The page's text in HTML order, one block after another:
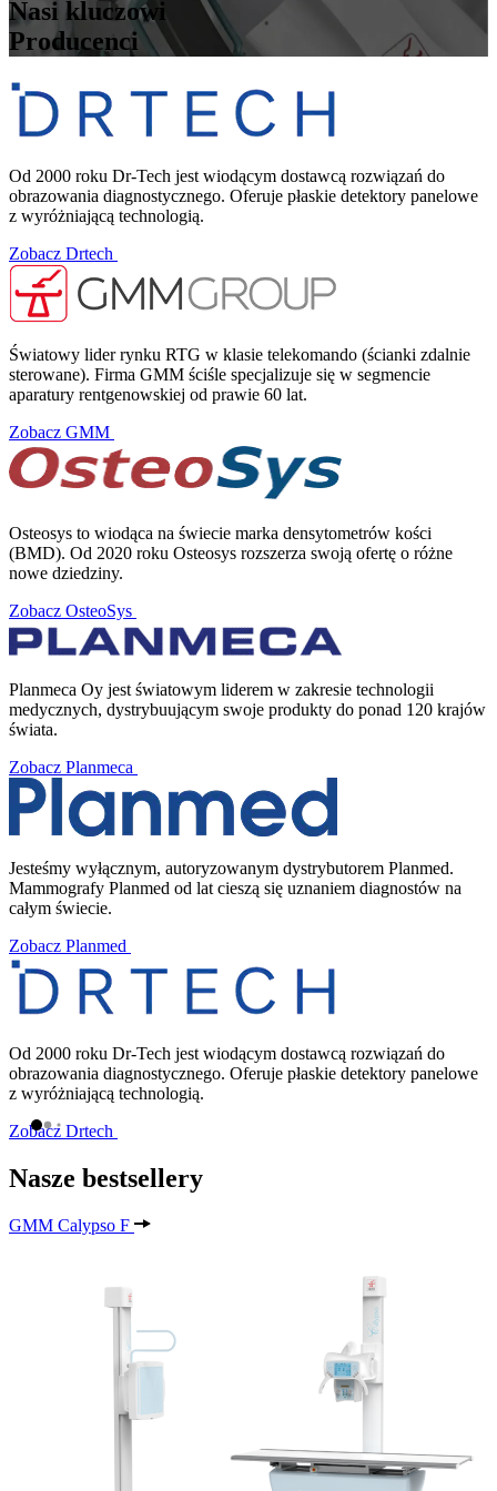
Nasi kluczowi
Producenci
Od 2000 roku Dr-Tech jest wiodącym dostawcą rozwiązań do
obrazowania diagnostycznego. Oferuje płaskie detektory panelowe
z wyróżniającą technologią.
Zobacz Drtech
Światowy lider rynku RTG w klasie telekomando (ścianki zdalnie
sterowane). Firma GMM ściśle specjalizuje się w segmencie
aparatury rentgenowskiej od prawie 60 lat.
Zobacz GMM
Osteosys to wiodąca na świecie marka densytometrów kości
(BMD). Od 2020 roku Osteosys rozszerza swoją ofertę o różne
nowe dziedziny.
Zobacz OsteoSys
Planmeca Oy jest światowym liderem w zakresie technologii
medycznych, dystrybuującym swoje produkty do ponad 120 krajów
świata.
Zobacz Planmeca
Jesteśmy wyłącznym, autoryzowanym dystrybutorem Planmed.
Mammografy Planmed od lat cieszą się uznaniem diagnostów na
całym świecie.
Zobacz Planmed
Od 2000 roku Dr-Tech jest wiodącym dostawcą rozwiązań do
obrazowania diagnostycznego. Oferuje płaskie detektory panelowe
z wyróżniającą technologią.
Zobacz Drtech
Nasze bestsellery
GMM Calypso F